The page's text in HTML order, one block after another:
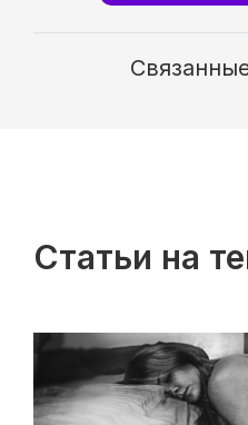
Статьи на